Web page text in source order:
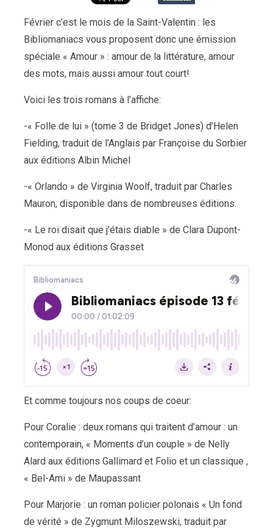
Février c’est le mois de la Saint-Valentin : les
Bibliomaniacs vous proposent donc une émission
spéciale « Amour » : amour de la littérature, amour
des mots, mais aussi amour tout court!
Voici les trois romans à l’affiche:
-« Folle de lui » (tome 3 de Bridget Jones) d’Helen
Fielding, traduit de l’Anglais par Françoise du Sorbier
aux éditions Albin Michel
-« Orlando » de Virginia Woolf, traduit par Charles
Mauron, disponible dans de nombreuses éditions.
-« Le roi disait que j’étais diable » de Clara Dupont-
Monod aux éditions Grasset
Et comme toujours nos coups de coeur:
Pour Coralie : deux romans qui traitent d’amour : un
contemporain, « Moments d’un couple » de Nelly
Alard aux éditions Gallimard et Folio et un classique ,
« Bel-Ami » de Maupassant
Pour Marjorie : un roman policier polonais « Un fond
de vérité » de Zygmunt Miloszewski, traduit par